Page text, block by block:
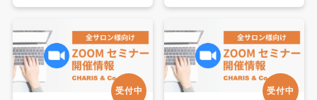
ー
受付中 受付中